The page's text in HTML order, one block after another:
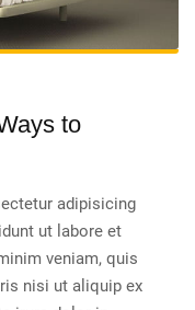
to
adipisicing
ut labore et
veniam, quis
nisi ut aliquip ex